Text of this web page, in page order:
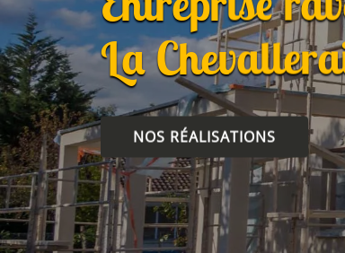
La
NOS RÉALISATIONS